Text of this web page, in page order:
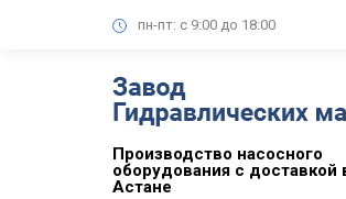
пн-пт: с 9:00 до 18:00
Производство насосного
оборудования с доставкой
Астане